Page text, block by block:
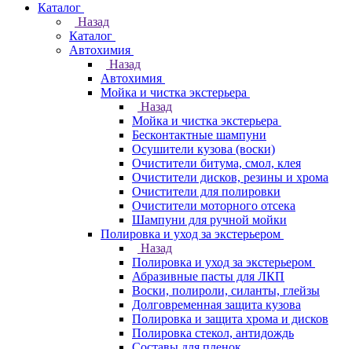
Каталог
Назад
Каталог
Автохимия
Назад
Автохимия
Мойка и чистка экстерьера
Назад
Мойка и чистка экстерьера
Бесконтактные шампуни
Осушители кузова (воски)
Очистители битума, смол, клея
Очистители дисков, резины и хрома
Очистители для полировки
Очистители моторного отсека
Шампуни для ручной мойки
Полировка и уход за экстерьером
Назад
Полировка и уход за экстерьером
Абразивные пасты для ЛКП
Воски, полироли, силанты, глейзы
Долговременная защита кузова
Полировка и защита хрома и дисков
Полировка стекол, антидождь